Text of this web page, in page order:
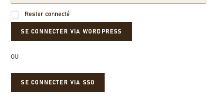
Rester connecté
OU
SE CONNECTER VIA SSO